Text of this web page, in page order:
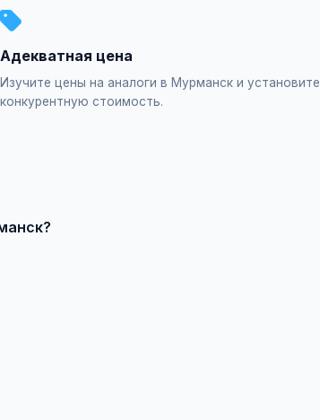
Адекватная цена
Изучите цены на аналоги в Мурманск и установите
конкурентную стоимость.